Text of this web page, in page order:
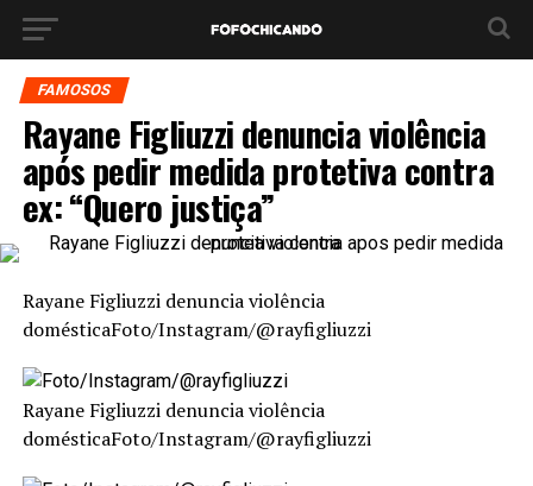
FAMOSOS
Rayane Figliuzzi denuncia violência
após pedir medida protetiva contra
ex: “Quero justiça”
Rayane Figliuzzi denuncia violência
domésticaFoto/Instagram/@rayfigliuzzi
Rayane Figliuzzi denuncia violência
domésticaFoto/Instagram/@rayfigliuzzi